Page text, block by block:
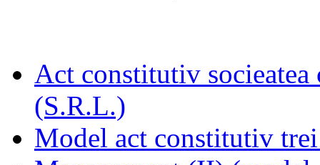
Act constitutiv socieatea
(S.R.L.)
Model act constitutiv